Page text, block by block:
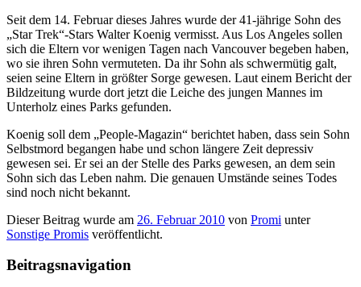
Seit dem 14. Februar dieses Jahres wurde der 41-jährige Sohn des
„Star Trek“-Stars Walter Koenig vermisst. Aus Los Angeles sollen
sich die Eltern vor wenigen Tagen nach Vancouver begeben haben,
wo sie ihren Sohn vermuteten. Da ihr Sohn als schwermütig galt,
seien seine Eltern in größter Sorge gewesen. Laut einem Bericht der
Bildzeitung wurde dort jetzt die Leiche des jungen Mannes im
Unterholz eines Parks gefunden.
Koenig soll dem „People-Magazin“ berichtet haben, dass sein Sohn
Selbstmord begangen habe und schon längere Zeit depressiv
gewesen sei. Er sei an der Stelle des Parks gewesen, an dem sein
Sohn sich das Leben nahm. Die genauen Umstände seines Todes
sind noch nicht bekannt.
Dieser Beitrag wurde am 26. Februar 2010 von Promi unter
Sonstige Promis veröffentlicht.
Beitragsnavigation